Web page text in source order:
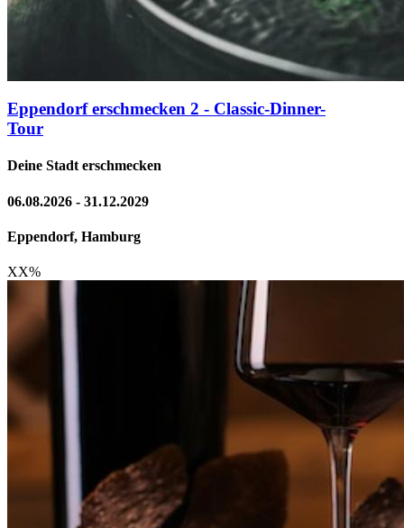
Eppendorf erschmecken 2 - Classic-Dinner-
Tour
Deine Stadt erschmecken
06.08.2026 - 31.12.2029
Eppendorf, Hamburg
XX%